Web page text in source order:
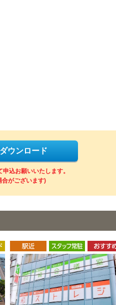
ウンロード
込お願いいたします。
合がございます)